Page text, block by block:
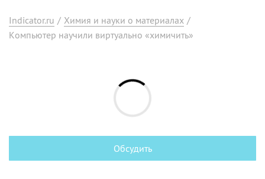
Indicator.ru / Химия и науки о материалах /
Kомпьютер научили виртуально «химичить»
Обсудить